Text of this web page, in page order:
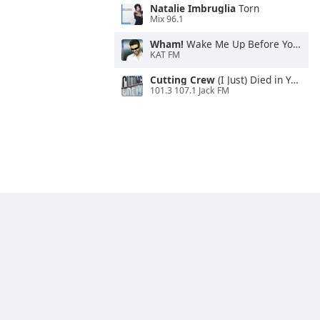
Natalie Imbruglia Torn
Mix 96.1
Wham! Wake Me Up Before You Go-Go
KAT FM
Cutting Crew (I Just) Died in Your Arms
101.3 107.1 Jack FM